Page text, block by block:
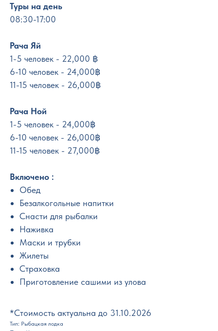
Туры на день
08:30-17:00
Рача Яй
1-5 человек - 22,000 ฿
6-10 человек - 24,000฿
11-15 человек - 26,000฿
Рача Ной
1-5 человек - 24,000฿
6-10 человек - 26,000฿
11-15 человек - 27,000฿
Включено :
Обед
Безалкогольные напитки
Снасти для рыбалки
Наживка
Маски и трубки
Жилеты
Страховка
Приготовление сашими из улова
*Стоимость актуальна до 31.10.2026
Тип: Рыбацкая лодка